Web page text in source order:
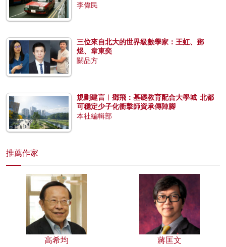
李偉民
三位來自北大的世界級數學家：王虹、鄧
煜、韋東奕
關品方
規劃建言︱鄧飛：基礎教育配合大學城 北都
可穩定少子化衝擊師資承傳陣腳
本社編輯部
推薦作家
高希均 蔣匡文